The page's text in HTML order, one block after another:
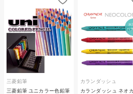
三菱鉛筆
三菱鉛筆 ユニカラー色鉛筆
カランダッシュ
カランダッシュ ネオ